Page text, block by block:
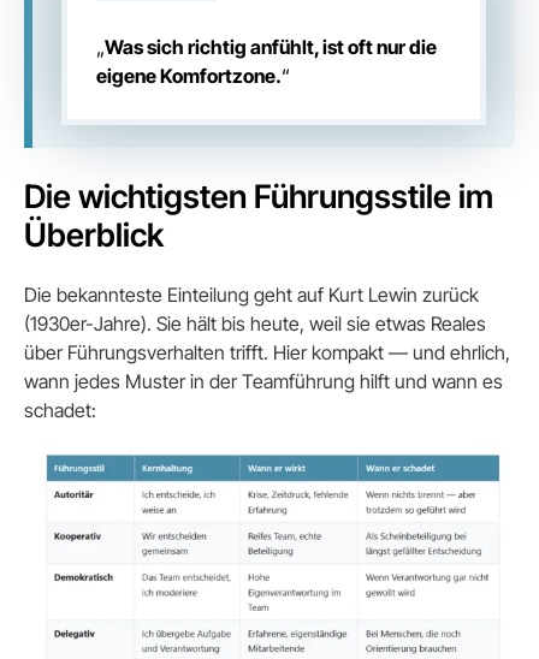
„Was sich richtig anfühlt, ist oft nur die
eigene Komfortzone.“
Die wichtigsten Führungsstile im
Überblick
Die bekannteste Einteilung geht auf Kurt Lewin zurück
(1930er-Jahre). Sie hält bis heute, weil sie etwas Reales
über Führungsverhalten trifft. Hier kompakt — und ehrlich,
wann jedes Muster in der Teamführung hilft und wann es
schadet: